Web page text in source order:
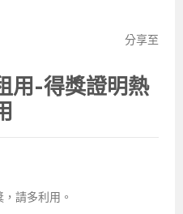
分享至
用-得獎證明熱
請多利用。